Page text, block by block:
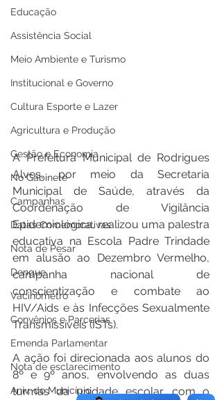
Educação
Assistência Social
Meio Ambiente e Turismo
Institucional e Governo
Cultura Esporte e Lazer
Agricultura e Produção
Gestão e Economia
No Gabinete
Campanhas
Datas Comemorativas
Nota de Pesar
Dengue
Vacinômetro
Convênios e Parcerias
Emenda Parlamentar
Nota de esclarecimento
Aniv. do Município
A Prefeitura Municipal de Rodrigues
Alves, por meio da Secretaria
Municipal de Saúde, através da
Coordenação de Vigilância
Epidemiológica, realizou uma palestra
educativa na Escola Padre Trindade
em alusão ao Dezembro Vermelho,
campanha nacional de
conscientização e combate ao
HIV/Aids e às Infecções Sexualmente
Transmissíveis (ISTs).
A ação foi direcionada aos alunos do
8º e 9º anos, envolvendo as duas
turmas da unidade escolar, com o